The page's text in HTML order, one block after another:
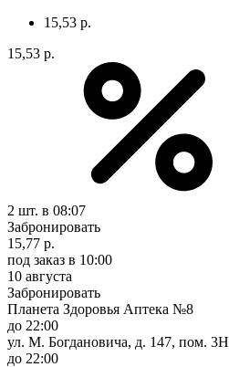
15,53 р.
15,53 р.
2 шт. в 08:07
Забронировать
15,77 р.
под заказ в 10:00
10 августа
Забронировать
Планета Здоровья Аптека №8
до 22:00
ул. М. Богдановича, д. 147, пом. 3Н
до 22:00